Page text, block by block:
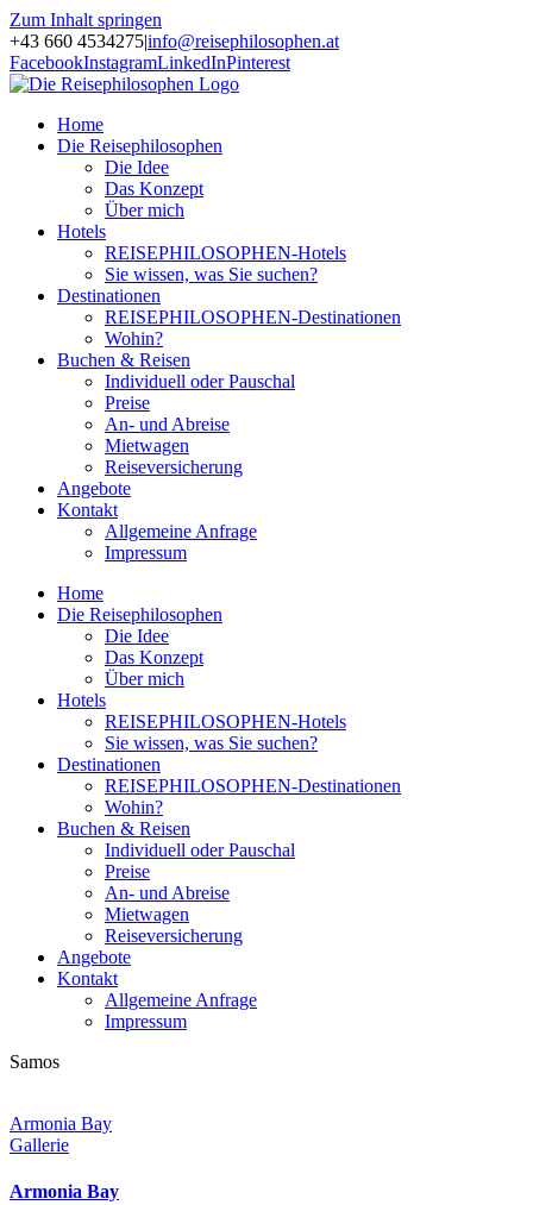
Zum Inhalt springen
+43 660 4534275|info@reisephilosophen.at
FacebookInstagramLinkedInPinterest
Home
Die Reisephilosophen
Die Idee
Das Konzept
Über mich
Hotels
REISEPHILOSOPHEN-Hotels
Sie wissen, was Sie suchen?
Destinationen
REISEPHILOSOPHEN-Destinationen
Wohin?
Buchen & Reisen
Individuell oder Pauschal
Preise
An- und Abreise
Mietwagen
Reiseversicherung
Angebote
Kontakt
Allgemeine Anfrage
Impressum
Home
Die Reisephilosophen
Die Idee
Das Konzept
Über mich
Hotels
REISEPHILOSOPHEN-Hotels
Sie wissen, was Sie suchen?
Destinationen
REISEPHILOSOPHEN-Destinationen
Wohin?
Buchen & Reisen
Individuell oder Pauschal
Preise
An- und Abreise
Mietwagen
Reiseversicherung
Angebote
Kontakt
Allgemeine Anfrage
Impressum
Samos
Armonia Bay
Gallerie
Armonia Bay